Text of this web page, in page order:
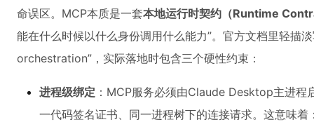
命误区。MCP本质是一套本地运行时契约（Runtime
能在什么时候以什么身份调用什么能力”。官方文档里轻描
orchestration”，实际落地时包含三个硬性约束：
进程级绑定 ：MCP服务必须由Claude Desktop主进
一代码签名证书、同一进程树下的连接请求。这意味着